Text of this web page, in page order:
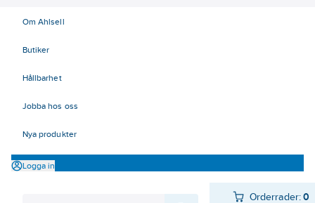
Om Ahlsell
Butiker
Hållbarhet
Jobba hos oss
Nya produkter
Logga in
Orderrader:0